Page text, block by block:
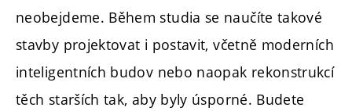
neobejdeme. Během studia se naučíte takové
stavby projektovat i postavit, včetně moderních
inteligentních budov nebo naopak rekonstrukcí
těch starších tak, aby byly úsporné. Budete